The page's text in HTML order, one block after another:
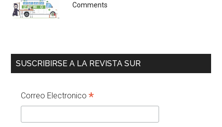
Comments
SUSCRIBIRSE A LA REVISTA SUR
Correo Electronico*